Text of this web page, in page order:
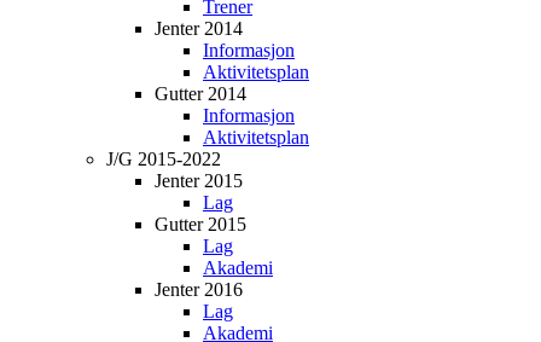
Trener
Jenter 2014
Informasjon
Aktivitetsplan
Gutter 2014
Informasjon
Aktivitetsplan
J/G 2015-2022
Jenter 2015
Lag
Gutter 2015
Lag
Akademi
Jenter 2016
Lag
Akademi